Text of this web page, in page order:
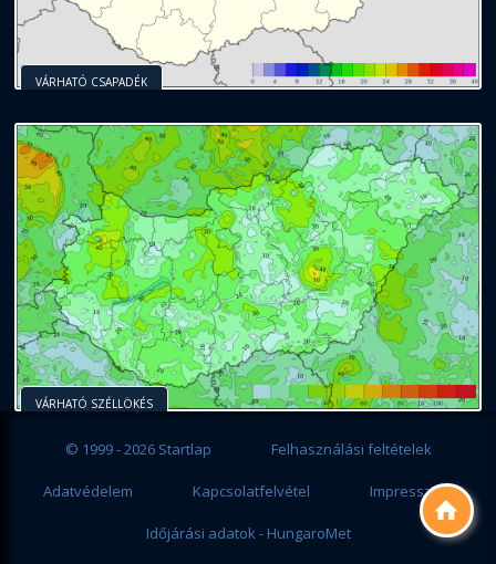

VÁRHATÓ CSAPADÉK
VÁRHATÓ SZÉLLÖKÉS
© 1999 - 2026 Startlap Felhasználási feltételek
Adatvédelem Kapcsolatfelvétel Impresszum
Időjárási adatok - HungaroMet